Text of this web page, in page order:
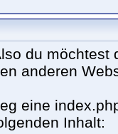
du möchtest
anderen
eine
Inhalt: